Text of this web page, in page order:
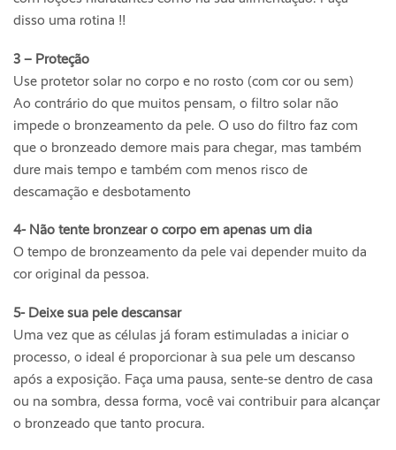
disso uma rotina !!
3 – Proteção
Use protetor solar no corpo e no rosto (com cor ou sem)
Ao contrário do que muitos pensam, o filtro solar não
impede o bronzeamento da pele. O uso do filtro faz com
que o bronzeado demore mais para chegar, mas também
dure mais tempo e também com menos risco de
descamação e desbotamento
4- Não tente bronzear o corpo em apenas um dia
O tempo de bronzeamento da pele vai depender muito da
cor original da pessoa.
5- Deixe sua pele descansar
Uma vez que as células já foram estimuladas a iniciar o
processo, o ideal é proporcionar à sua pele um descanso
após a exposição. Faça uma pausa, sente-se dentro de casa
ou na sombra, dessa forma, você vai contribuir para alcançar
o bronzeado que tanto procura.